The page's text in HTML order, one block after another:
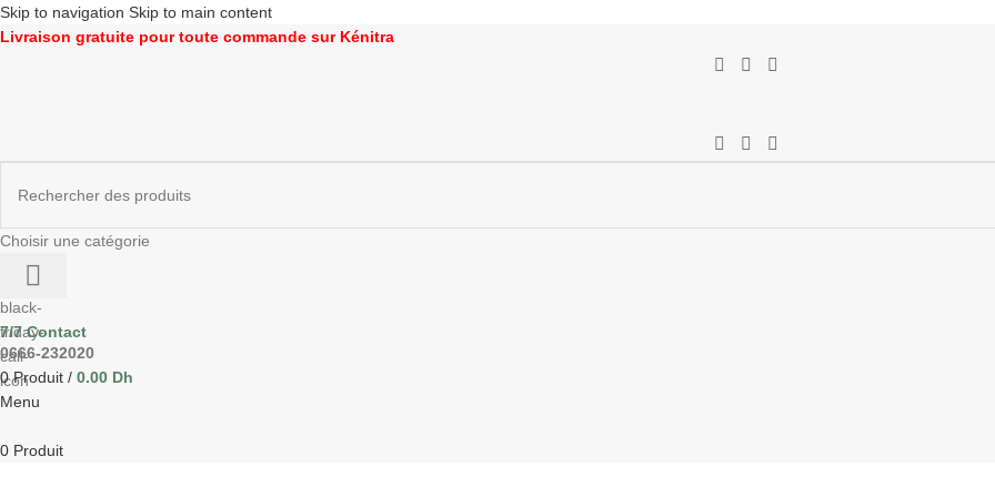
Skip to navigation Skip to main content
Livraison gratuite pour toute commande sur Kénitra
Choisir une catégorie
7/7 Contact
0666-232020
0Produit / 0.00 Dh
Menu
0 Produit